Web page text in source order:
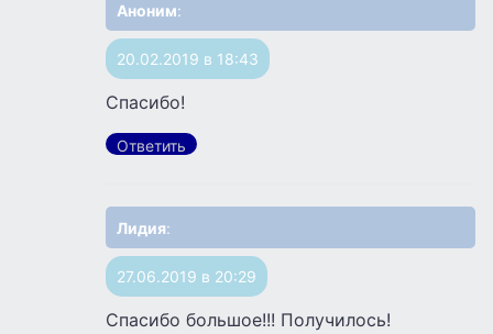
Аноним:
20.02.2019 в 18:43
Спасибо!
Ответить
Лидия:
27.06.2019 в 20:29
Спасибо большое!!! Получилось!